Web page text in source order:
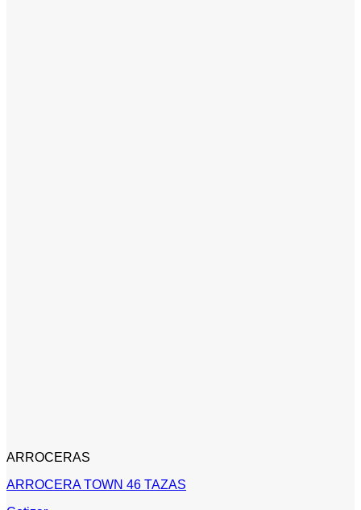
ARROCERAS
ARROCERA TOWN 46 TAZAS